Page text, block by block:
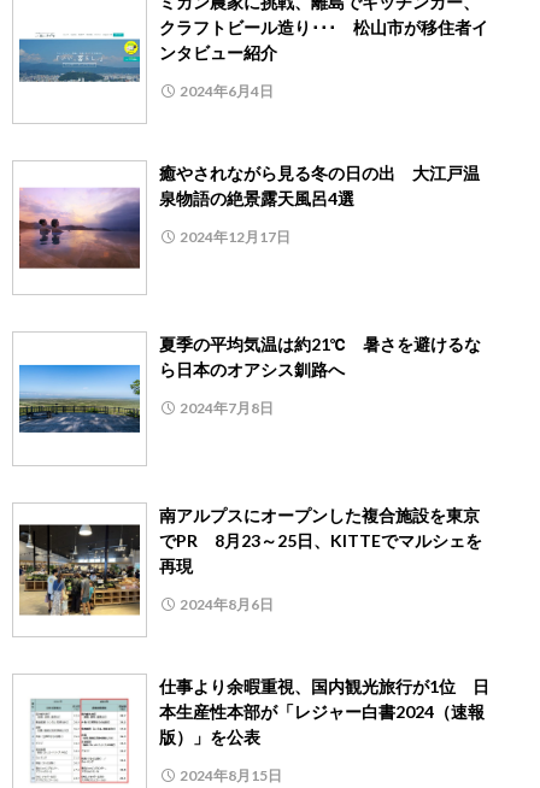
クラフトビール造り･･･ 松山市が移住者イ
ンタビュー紹介
2024年6月4日
癒やされながら見る冬の日の出 大江戸温
泉物語の絶景露天風呂4選
2024年12月17日
夏季の平均気温は約21℃ 暑さを避けるな
ら日本のオアシス釧路へ
2024年7月8日
南アルプスにオープンした複合施設を東京
でPR 8月23～25日、KITTEでマルシェを
再現
2024年8月6日
仕事より余暇重視、国内観光旅行が1位 日
本生産性本部が「レジャー白書2024（速報
版）」を公表
2024年8月15日